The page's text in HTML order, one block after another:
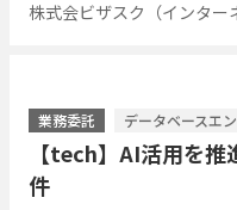
株式会ビザスク（インター
業務委託
データベースエ
【tech】AI活用を
件